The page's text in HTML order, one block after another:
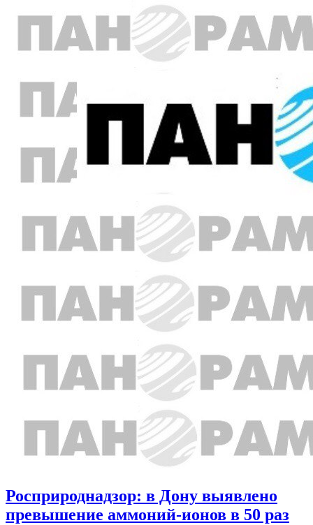
Росприроднадзор: в Дону выявлено
превышение аммоний-ионов в 50 раз